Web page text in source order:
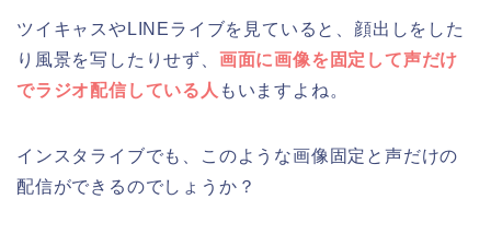
ツイキャスやLINEライブを見ていると、顔出しをした
り風景を写したりせず、 画面に画像を固定して声だけ
でラジオ配信している人 もいますよね。
インスタライブでも、このような画像固定と声だけの
配信ができるのでしょうか？